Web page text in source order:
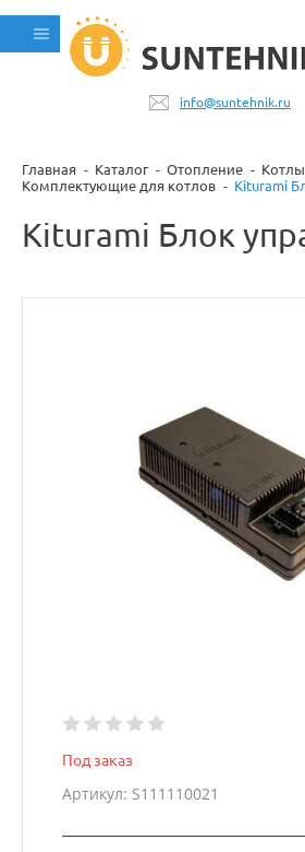
info@suntehnik.ru
Главная Каталог Отопление
Комплектующие для котлов
Kiturami
Kiturami Блок
Под заказ
Артикул: S111110021